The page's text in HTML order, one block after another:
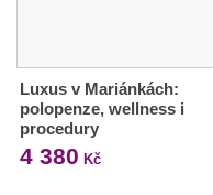
Luxus v Mariánkách:
polopenze, wellness i
procedury
4 380 Kč